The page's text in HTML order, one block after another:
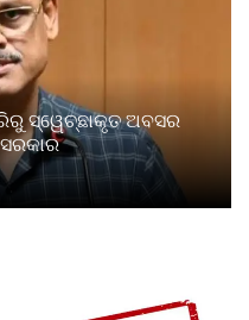
ସ୍ୱେଚ୍ଛାକୃତ ଅବସର